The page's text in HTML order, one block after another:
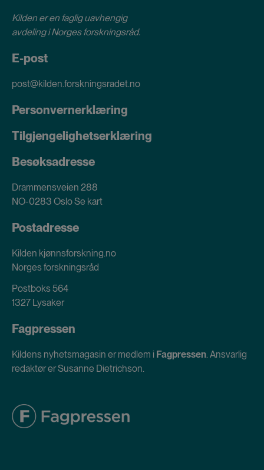
Kilden er en faglig uavhengig
avdeling iNorges forskningsråd.
E-post
post@kilden.forskningsradet.no
Personvernerklæring
Tilgjengelighetserklæring
Besøksadresse
Drammensveien 288
NO-0283 OsloSe kart
Postadresse
Kilden kjønnsforskning.no
Norges forskningsråd
Postboks 564
1327 Lysaker
Fagpressen
Kildens nyhetsmagasin er medlem i Fagpressen. Ansvarlig
redaktør er Susanne Dietrichson.